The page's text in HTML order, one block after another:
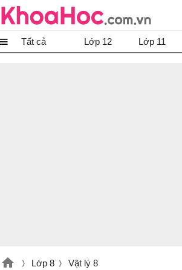
Tất cả Lớp 12 Lớp 11
Lớp 8 Vật lý 8